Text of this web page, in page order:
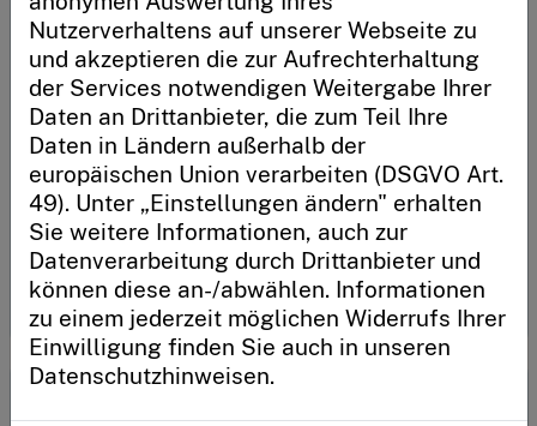
Anmelden
Neu hier?
Sie möchten unser System nutzen, eine Schule
oder einen Schulträger registrieren?
Jetzt loslegen
notieren Sie sich diesen unbedingt. Im späteren Verlauf
können Sie sich zudem mit Ihrer Schule verknüpfen.
Code
Code generieren
Code speichern
* Vergessen Sie nicht, sich Ihren Code zu notieren. Nutzen Sie
alternativ unsere Vorlage, sich viaE-Mail
den Code selbst
zuzusenden.
Nutzerverhaltens auf unserer Webseite zu
und akzeptieren die zur Aufrechterhaltung
der Services notwendigen Weitergabe Ihrer
Daten an Drittanbieter, die zum Teil Ihre
Daten in Ländern außerhalb der
europäischen Union verarbeiten (DSGVO Art.
49). Unter „Einstellungen ändern" erhalten
Sie weitere Informationen, auch zur
Datenverarbeitung durch Drittanbieter und
können diese an-/abwählen. Informationen
zu einem jederzeit möglichen Widerrufs Ihrer
Einwilligung finden Sie auch in unseren
Datenschutzhinweisen.